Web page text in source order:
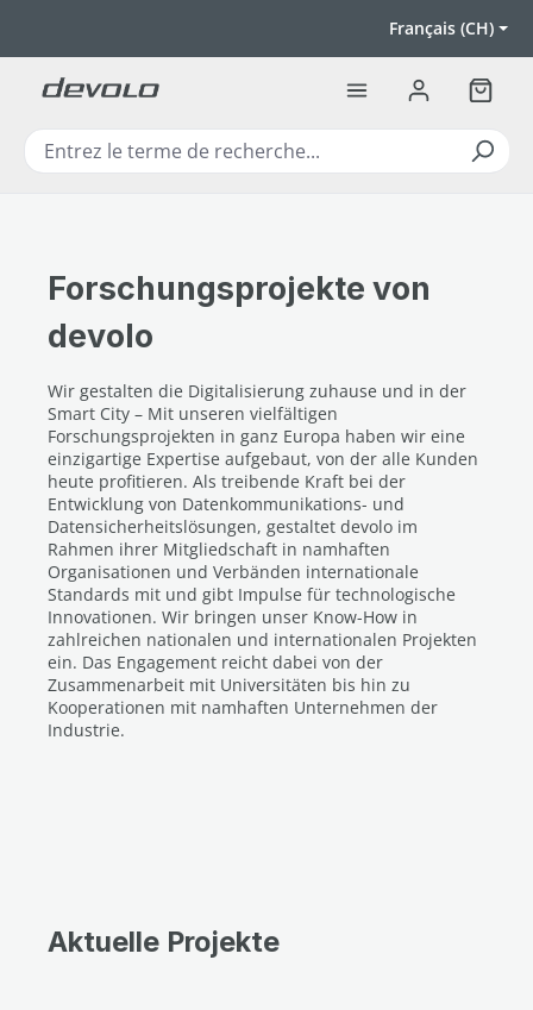
Français (CH)
Le
Forschungsprojekte von
devolo
Wir gestalten die Digitalisierung zuhause und in der
Smart City – Mit unseren vielfältigen
Forschungsprojekten in ganz Europa haben wir eine
einzigartige Expertise aufgebaut, von der alle Kunden
heute profitieren. Als treibende Kraft bei der
Entwicklung von Datenkommunikations- und
Datensicherheitslösungen, gestaltet devolo im
Rahmen ihrer Mitgliedschaft in namhaften
Organisationen und Verbänden internationale
Standards mit und gibt Impulse für technologische
Innovationen. Wir bringen unser Know-How in
zahlreichen nationalen und internationalen Projekten
ein. Das Engagement reicht dabei von der
Zusammenarbeit mit Universitäten bis hin zu
Kooperationen mit namhaften Unternehmen der
Industrie.
Aktuelle Projekte